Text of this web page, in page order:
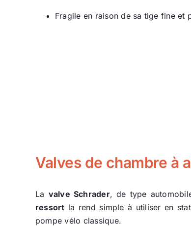
Fragile en raison de sa tige fine et
Valves de chambre à
La valve Schrader, de type
ressort la rend simple à utiliser en
pompe vélo classique.